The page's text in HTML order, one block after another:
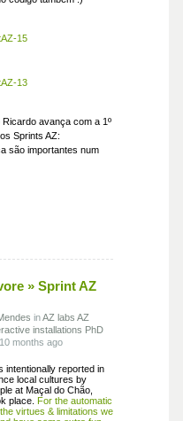
avança com a 1º
Sprints AZ:
são importantes num
» Sprint AZ
inAZ labs AZ
installations PhD
months ago
intentionally reported in
local cultures by
at Maçal do Chão,
place. For the automatic
virtues & limitations we